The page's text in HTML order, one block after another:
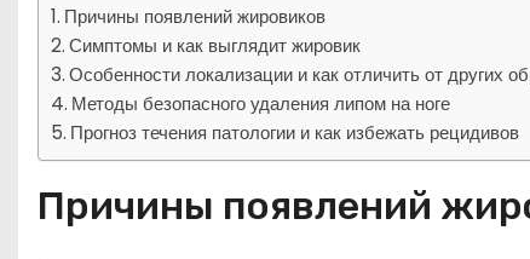
Причины появлений жировиков
Симптомы и как выглядит жировик
Особенности локализации и как отличить от других
Методы безопасного удаления липом на ноге
Прогноз течения патологии и как избежать рецидивов
Причины появлений